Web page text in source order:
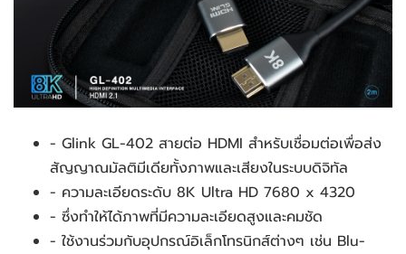
- Glink GL-402 สายต่อ HDMI สำหรับเชื่อมต่อเพื่อส่ง
สัญญาณมัลติมีเดียทั้งภาพและเสียงในระบบดิจิทัล
- ความละเอียดระดับ 8K Ultra HD 7680 x 4320
- ซึ่งทำให้ได้ภาพที่มีความละเอียดสูงและคมชัด
- ใช้งานร่วมกับอุปกรณ์อิเล็กโทรนิกส์ต่างๆ เช่น Blu-